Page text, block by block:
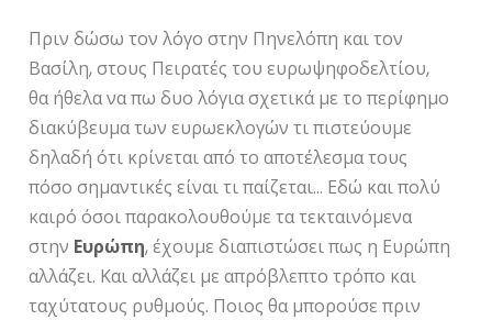
Πριν δώσω τον λόγο στην Πηνελόπη και τον
Βασίλη, στους Πειρατές του ευρωψηφοδελτίου,
θα ήθελα να πω δυο λόγια σχετικά με το περίφημο
διακύβευμα των ευρωεκλογών τι πιστεύουμε
δηλαδή ότι κρίνεται από το αποτέλεσμα τους
πόσο σημαντικές είναι τι παίζεται… Εδώ και πολύ
καιρό όσοι παρακολουθούμε τα τεκταινόμενα
στην Ευρώπη, έχουμε διαπιστώσει πως η Ευρώπη
αλλάζει. Και αλλάζει με απρόβλεπτο τρόπο και
ταχύτατους ρυθμούς. Ποιος θα μπορούσε πριν